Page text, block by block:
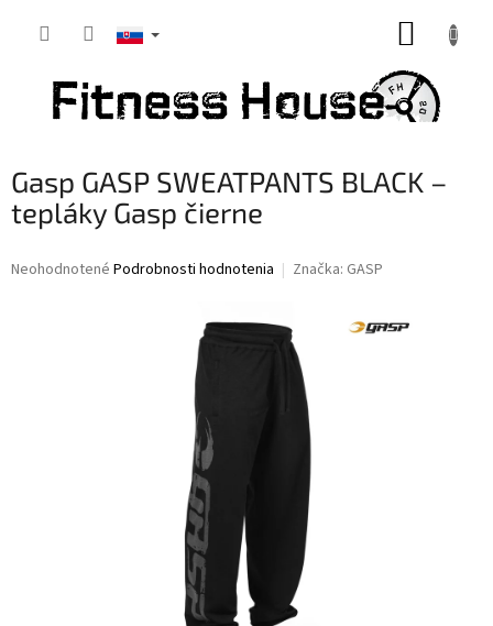
Gasp GASP SWEATPANTS BLACK –
tepláky Gasp čierne
Priemerné
Neohodnotené Podrobnosti hodnotenia Značka: GASP